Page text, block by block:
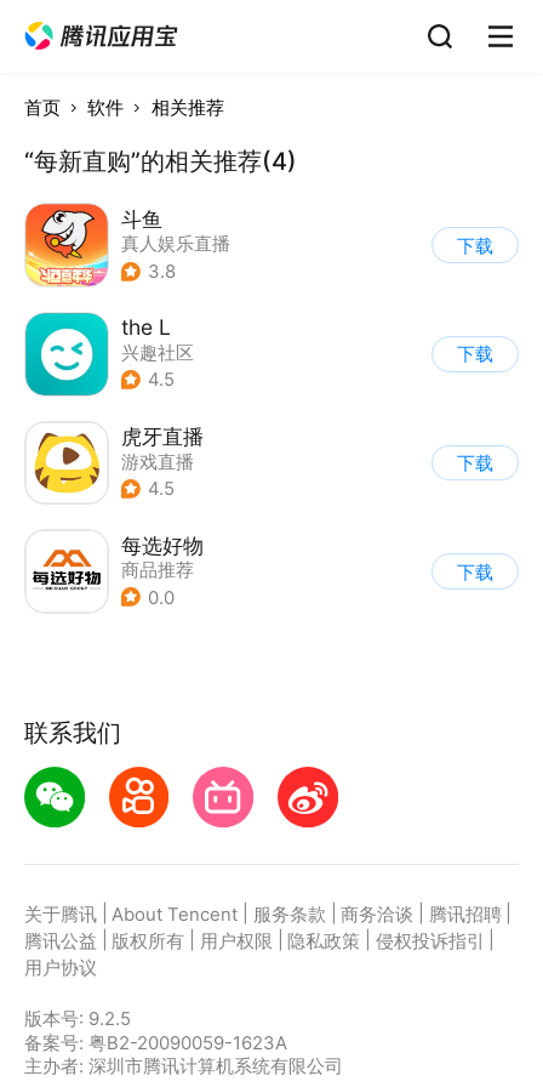
首页 软件 相关推荐
“每新直购”的相关推荐(4)
斗鱼
真人娱乐直播
| 游戏直播
3.8
下载
the L
兴趣社区
| 真人娱乐直播
4.5
下载
虎牙直播
游戏直播
| 真人娱乐直播
4.5
下载
每选好物
商品推荐
0.0
下载
联系我们
关于腾讯 About Tencent 服务条款 商务洽谈 腾讯招聘
腾讯公益
版权所有 用户权限 隐私政策 侵权投诉指引
用户协议
版本号: 9.2.5
备案号: 粤B2-20090059-1623A
主办者: 深圳市腾讯计算机系统有限公司